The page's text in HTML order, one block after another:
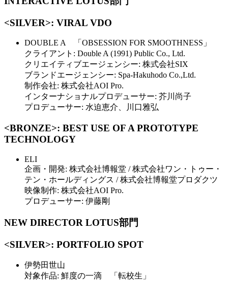
<SILVER>: VIRAL VDO
DOUBLE A 「OBSESSION FOR SMOOTHNESS」
クライアント: Double A (1991) Public Co., Ltd.
クリエイティブエージェンシー: 株式会社SIX
ブランドエージェンシー: Spa-Hakuhodo Co.,Ltd.
制作会社: 株式会社AOI Pro.
インターナショナルプロデューサー: 芥川尚子
プロデューサー: 水迫恵介、川口雅弘
<BRONZE>: BEST USE OF A PROTOTYPE
TECHNOLOGY
ELI
企画・開発: 株式会社博報堂 / 株式会社ワン・トゥー・
テン・ホールディングス / 株式会社博報堂プロダクツ
映像制作: 株式会社AOI Pro.
プロデューサー: 伊藤剛
NEW DIRECTOR LOTUS部門
<SILVER>: PORTFOLIO SPOT
伊勢田世山
対象作品: 鮮度の一滴 「転校生」